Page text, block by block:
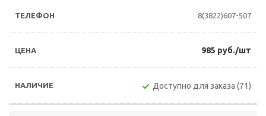
8(3822)607-507
985 руб./шт
Доступно для заказа (71)